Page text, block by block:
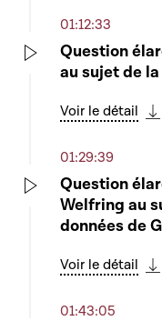
01:12:33
Question
au sujet de
Voir le détail
01:29:39
Question
Welfring au
données de
Voir le détail
01:43:05